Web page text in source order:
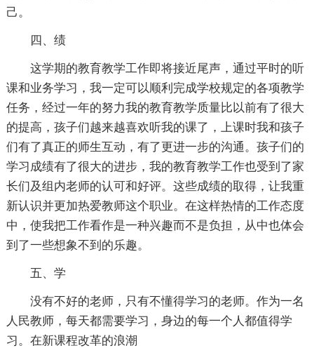
己。
四、绩
这学期的教育教学工作即将接近尾声，通过平时的听
课和业务学习，我一定可以顺利完成学校规定的各项教学
任务，经过一年的努力我的教育教学质量比以前有了很大
的提高，孩子们越来越喜欢听我的课了，上课时我和孩子
们有了真正的师生互动，有了更进一步的沟通。孩子们的
学习成绩有了很大的进步，我的教育教学工作也受到了家
长们及组内老师的认可和好评。这些成绩的取得，让我重
新认识并更加热爱教师这个职业。在这样热情的工作态度
中，使我把工作看作是一种兴趣而不是负担，从中也体会
到了一些想象不到的乐趣。
五、学
没有不好的老师，只有不懂得学习的老师。作为一名
人民教师，每天都需要学习，身边的每一个人都值得学
习。在新课程改革的浪潮